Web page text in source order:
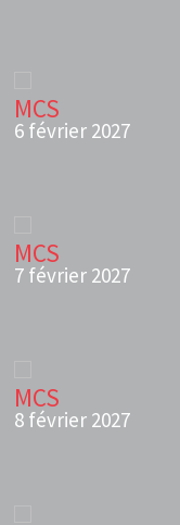
MCS
6 février 2027
MCS
7 février 2027
MCS
8 février 2027